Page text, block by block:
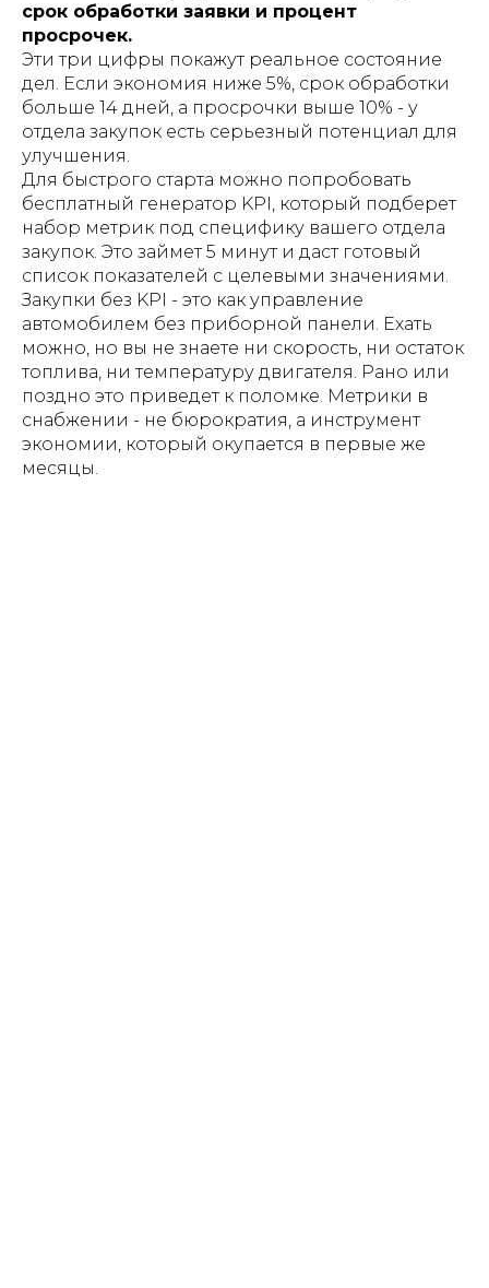
срок обработки заявки и процент
просрочек.
Эти три цифры покажут реальное состояние
дел. Если экономия ниже 5%, срок обработки
больше 14 дней, а просрочки выше 10% - у
отдела закупок есть серьезный потенциал для
улучшения.
Для быстрого старта можно попробовать
бесплатный генератор KPI, который подберет
набор метрик под специфику вашего отдела
закупок. Это займет 5 минут и даст готовый
список показателей с целевыми значениями.
Закупки без KPI - это как управление
автомобилем без приборной панели. Ехать
можно, но вы не знаете ни скорость, ни остаток
топлива, ни температуру двигателя. Рано или
поздно это приведет к поломке. Метрики в
снабжении - не бюрократия, а инструмент
экономии, который окупается в первые же
месяцы.